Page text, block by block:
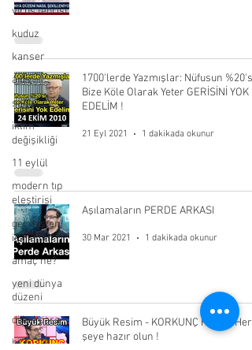
virüs teorisi
kuduz
kanser
aids
sağlık
iklim
değişikliği
11 eylül
modern tıp
eleştirisi
geçmişten
işaretler
amaç ne?
yeni dünya
düzeni
dijital para
bilimsel
1700'lerde Yazmışlar: Nüfusun %20'si
Bize Köle Olarak Yeter GERİSİNİ YOK
EDELİM !
21 Eyl 2021 1 dakikada okunur
Aşılamaların PERDE ARKASI
30 Mar 2021 1 dakikada okunur
Büyük Resim - KORKUNÇ PLAN - Her
şeye hazır olun !